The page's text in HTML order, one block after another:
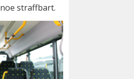
straffbart.